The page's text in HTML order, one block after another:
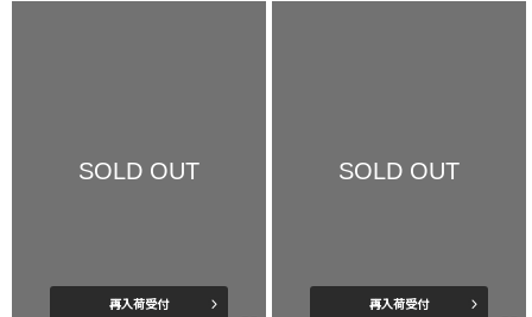
SOLD OUT
再入荷受付
SOLD OUT
再入荷受付